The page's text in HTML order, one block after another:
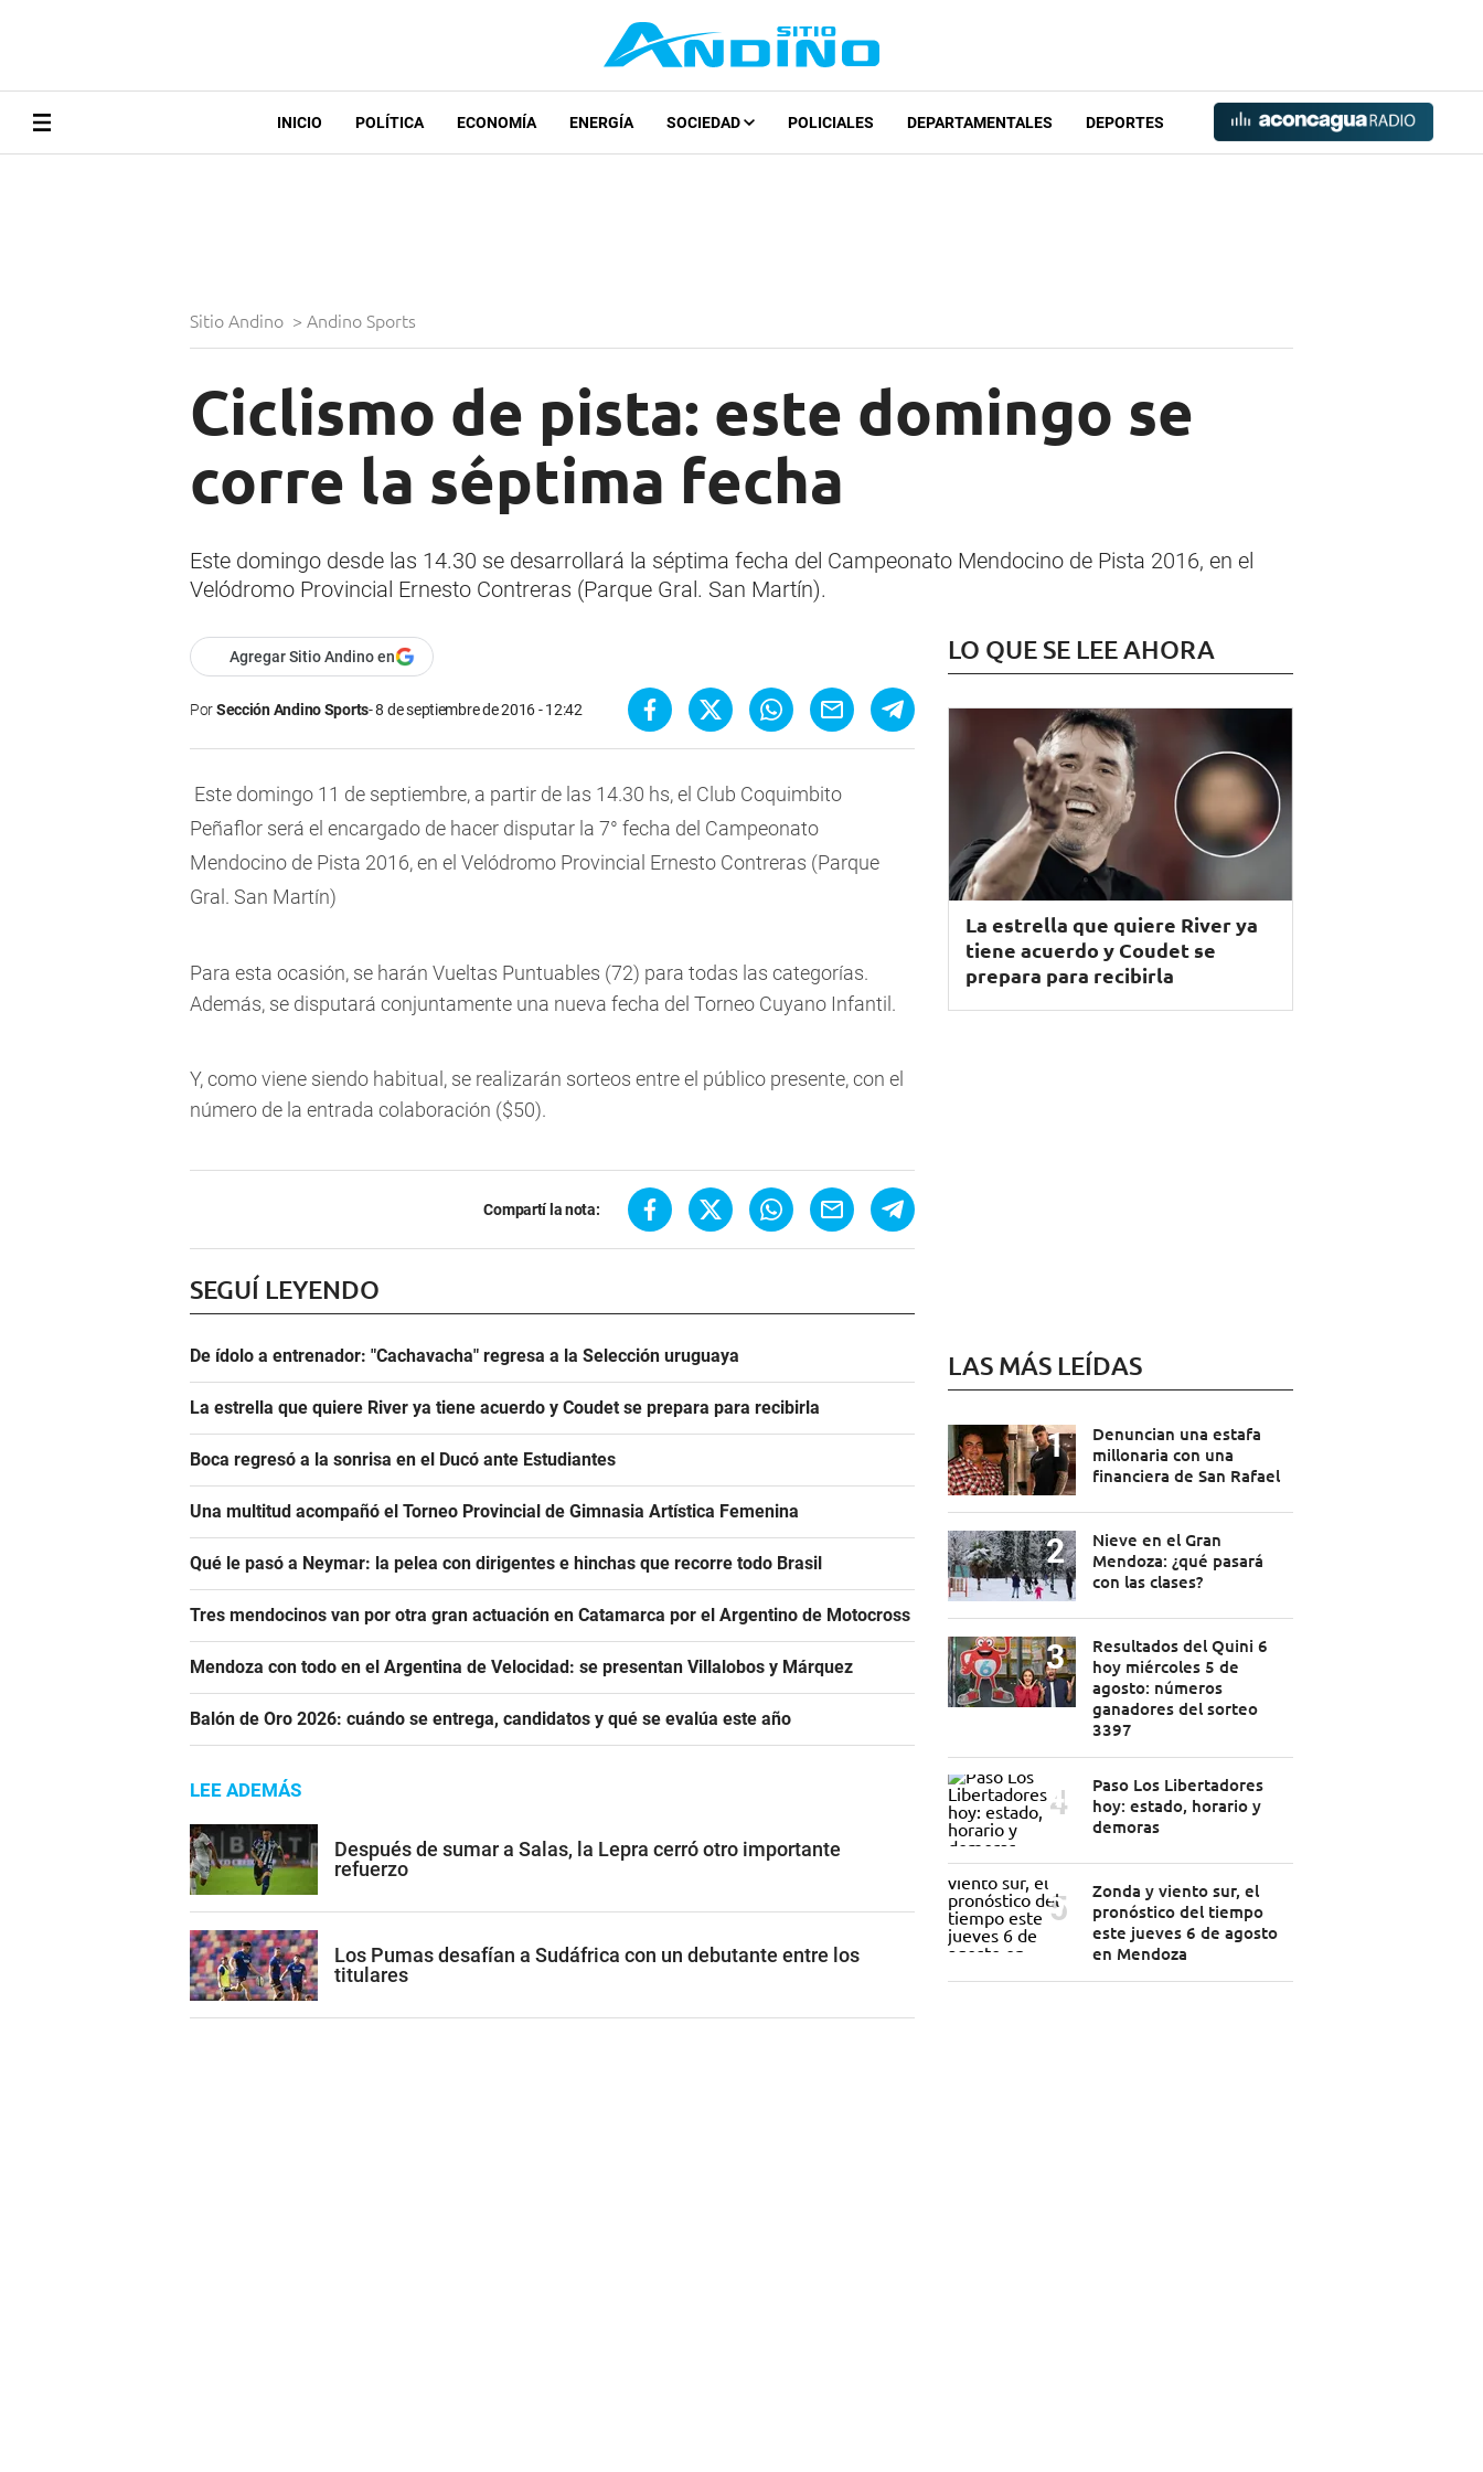
INICIO POLÍTICA ECONOMÍA ENERGÍA SOCIEDAD POLICIALES DEPARTAMENTALES DEPORTES
Sitio Andino > Andino Sports
Ciclismo de pista: este domingo se
corre la séptima fecha
Este domingo desde las 14.30 se desarrollará la séptima fecha del Campeonato Mendocino de Pista 2016, en el
Velódromo Provincial Ernesto Contreras (Parque Gral. San Martín).
Agregar Sitio Andino en
PorSección Andino Sports 8 de septiembre de 2016 - 12:42
Este domingo 11 de septiembre, a partir de las 14.30 hs, el Club Coquimbito
Peñaflor será el encargado de hacer disputar la 7° fecha del Campeonato
Mendocino de Pista 2016, en el Velódromo Provincial Ernesto Contreras (Parque
Gral. San Martín)
Para esta ocasión, se harán Vueltas Puntuables (72) para todas las categorías.
Además, se disputará conjuntamente una nueva fecha del Torneo Cuyano Infantil.
Y, como viene siendo habitual, se realizarán sorteos entre el público presente, con el
número de la entrada colaboración ($50).
Compartí la nota:
SEGUÍ LEYENDO
De ídolo a entrenador: "Cachavacha" regresa a la Selección uruguaya
La estrella que quiere River ya tiene acuerdo y Coudet se prepara para recibirla
Boca regresó a la sonrisa en el Ducó ante Estudiantes
Una multitud acompañó el Torneo Provincial de Gimnasia Artística Femenina
Qué le pasó a Neymar: la pelea con dirigentes e hinchas que recorre todo Brasil
Tres mendocinos van por otra gran actuación en Catamarca por el Argentino de Motocross
Mendoza con todo en el Argentina de Velocidad: se presentan Villalobos y Márquez
Balón de Oro 2026: cuándo se entrega, candidatos y qué se evalúa este año
LEE ADEMÁS
Después de sumar a Salas, la Lepra cerró otro importante
refuerzo
Los Pumas desafían a Sudáfrica con un debutante entre los
titulares
LO QUE SE LEE AHORA
La estrella que quiere River ya
tiene acuerdo y Coudet se
prepara para recibirla
LAS MÁS LEÍDAS
Denuncian una estafa
millonaria con una
financiera de San Rafael
Nieve en el Gran
Mendoza: ¿qué pasará
con las clases?
Resultados del Quini 6
hoy miércoles 5 de
agosto: números
ganadores del sorteo
3397
Paso Los Libertadores
hoy: estado, horario y
demoras
Zonda y viento sur, el
pronóstico del tiempo
este jueves 6 de agosto
en Mendoza